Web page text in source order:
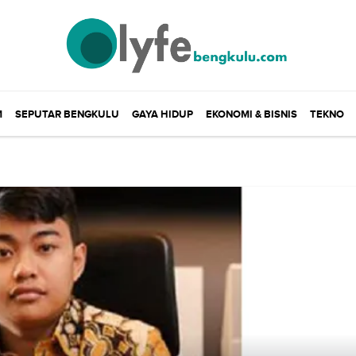
SEPUTAR BENGKULU GAYA HIDUP EKONOMI & BISNIS TEKNO